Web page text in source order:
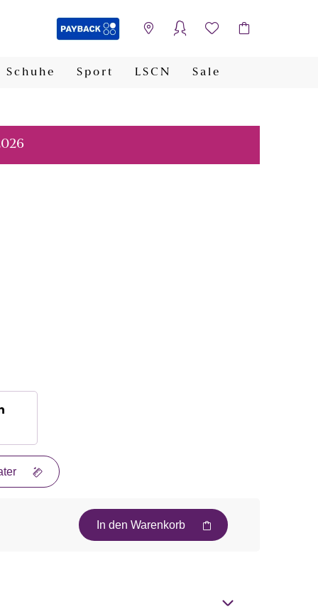
Schuhe Sport LSCN Sale
In den Warenkorb